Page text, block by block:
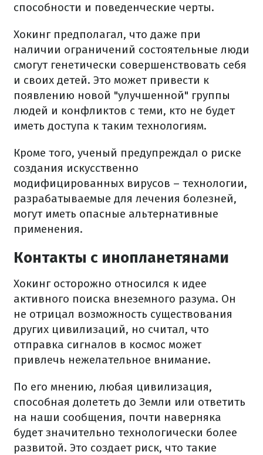
способности и поведенческие черты.
Хокинг предполагал, что даже при
наличии ограничений состоятельные люди
смогут генетически совершенствовать себя
и своих детей. Это может привести к
появлению новой "улучшенной" группы
людей и конфликтов с теми, кто не будет
иметь доступа к таким технологиям.
Кроме того, ученый предупреждал о риске
создания искусственно
модифицированных вирусов – технологии,
разрабатываемые для лечения болезней,
могут иметь опасные альтернативные
применения.
Контакты с инопланетянами
Хокинг осторожно относился к идее
активного поиска внеземного разума. Он
не отрицал возможность существования
других цивилизаций, но считал, что
отправка сигналов в космос может
привлечь нежелательное внимание.
По его мнению, любая цивилизация,
способная долететь до Земли или ответить
на наши сообщения, почти наверняка
будет значительно технологически более
развитой. Это создает риск, что такие